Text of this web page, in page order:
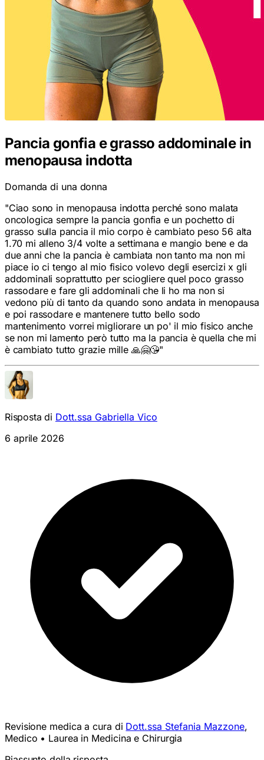
Pancia gonfia e grasso addominale in
menopausa indotta
Domanda di una donna
"Ciao sono in menopausa indotta perché sono malata
oncologica sempre la pancia gonfia e un pochetto di
grasso sulla pancia il mio corpo è cambiato peso 56 alta
1.70 mi alleno 3/4 volte a settimana e mangio bene e da
due anni che la pancia è cambiata non tanto ma non mi
piace io ci tengo al mio fisico volevo degli esercizi x gli
addominali soprattutto per sciogliere quel poco grasso
rassodare e fare gli addominali che li ho ma non si
vedono più di tanto da quando sono andata in menopausa
e poi rassodare e mantenere tutto bello sodo
mantenimento vorrei migliorare un po' il mio fisico anche
se non mi lamento però tutto ma la pancia è quella che mi
è cambiato tutto grazie mille 🙏🤗😘"
Risposta di Dott.ssa Gabriella Vico
6 aprile 2026
Revisione medica a cura di Dott.ssa Stefania Mazzone,
Medico • Laurea in Medicina e Chirurgia